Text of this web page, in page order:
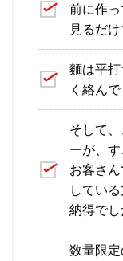
前に作
見るだ
麵は平
く絡ん
そして
ーが、
お客さ
してい
納得でし
数量限